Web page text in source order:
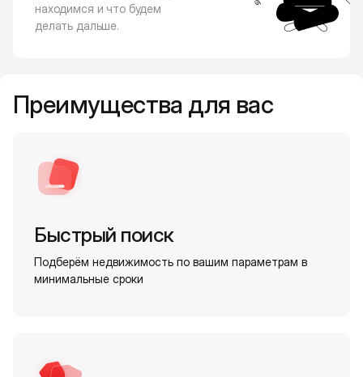
находимся и что будем
делать дальше.
Преимущества для вас
Быстрый поиск
Подберём недвижимость по вашим параметрам в
минимальные сроки